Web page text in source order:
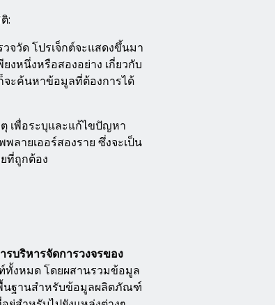
:
จวัด โปรเจ็กต์จะแสดงขึ้นมา
งหนึ่งหรือสองอย่าง เกี่ยวกับ
จะค้นหาข้อมูลที่ต้องการได้
เพื่อระบุและแก้ไขปัญหา
ลายเออร์สองราย ซึ่งจะเป็น
ที่ถูกต้อง
บริหารจัดการวงจรของ
ทั้งหมด โดยผสานรวมข้อมูล
นฐานสำหรับข้อมูลผลิตภัณฑ์